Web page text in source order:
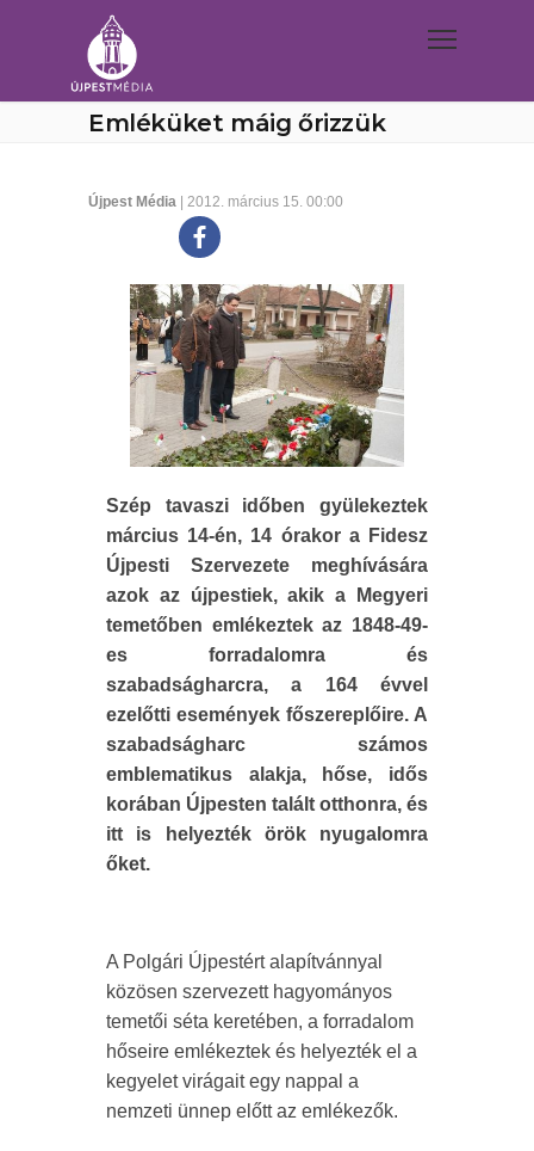
Emléküket máig őrizzük
Újpest Média | 2012. március 15. 00:00
Szép tavaszi időben gyülekeztek
március 14-én, 14 órakor a Fidesz
Újpesti Szervezete meghívására
azok az újpestiek, akik a Megyeri
temetőben emlékeztek az 1848-49-
es forradalomra és
szabadságharcra, a 164 évvel
ezelőtti események főszereplőire. A
szabadságharc számos
emblematikus alakja, hőse, idős
korában Újpesten talált otthonra, és
itt is helyezték örök nyugalomra
őket.
A Polgári Újpestért alapítvánnyal
közösen szervezett hagyományos
temetői séta keretében, a forradalom
hőseire emlékeztek és helyezték el a
kegyelet virágait egy nappal a
nemzeti ünnep előtt az emlékezők.